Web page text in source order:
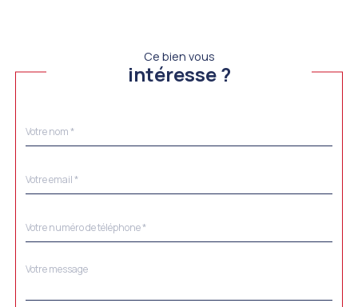
Ce bien vous
intéresse ?
par
*
*
*
Fieldset
Message
*